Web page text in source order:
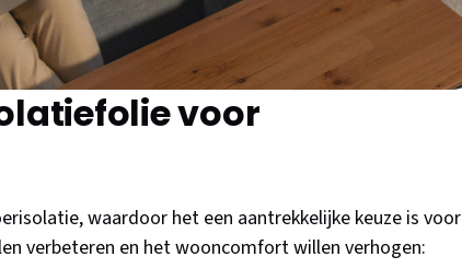
voor
waardoor het een aantrekkelijke keuze is voor
verbeteren en het wooncomfort willen verhogen: